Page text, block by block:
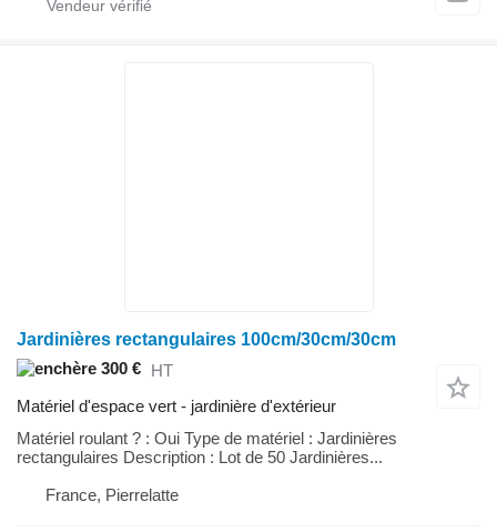
Jardinières rectangulaires 100cm/30cm/30cm
300 € HT
Matériel d'espace vert - jardinière d'extérieur
Matériel roulant ? : Oui Type de matériel : Jardinières
rectangulaires Description : Lot de 50 Jardinières...
France, Pierrelatte